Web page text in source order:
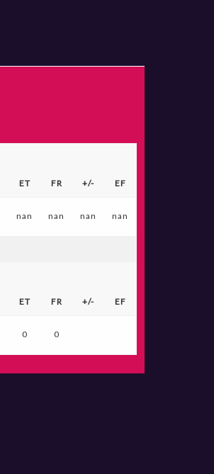
ET FR +/- EF
nan nan nan nan
ET FR +/- EF
0 0